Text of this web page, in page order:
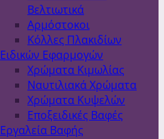
Βελτιωτικά
Αρμόστοκοι
Κόλλες Πλακιδίων
Ειδικών Εφαρμογών
Χρώματα Κιμωλίας
Ναυτιλιακά Χρώματα
Χρώματα Κυψελών
Εποξειδικές Βαφές
Εργαλεία Βαφής